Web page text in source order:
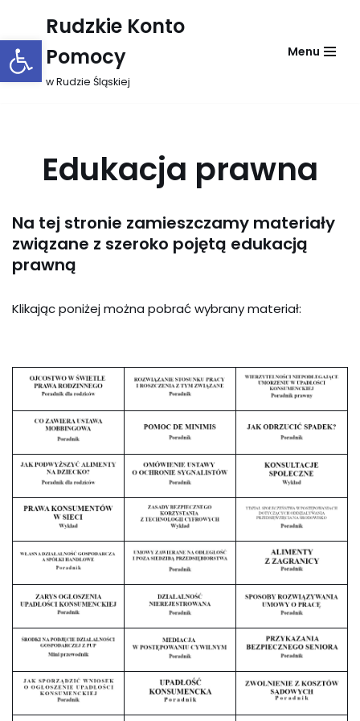
Otwórz pasek narzędzi
Przejdź
do
treści
Rudzkie Konto
Pomocy
w Rudzie Śląskiej
Menu
Edukacja prawna
Na tej stronie zamieszczamy materiały
związane z szeroko pojętą edukacją
prawną
Klikając poniżej można pobrać wybrany materiał: